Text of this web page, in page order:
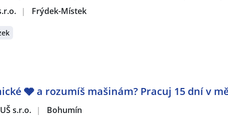
| Frýdek-Místek
🩶 a rozumíš mašinám? Pracuj 15 dní v
s.r.o. | Bohumín